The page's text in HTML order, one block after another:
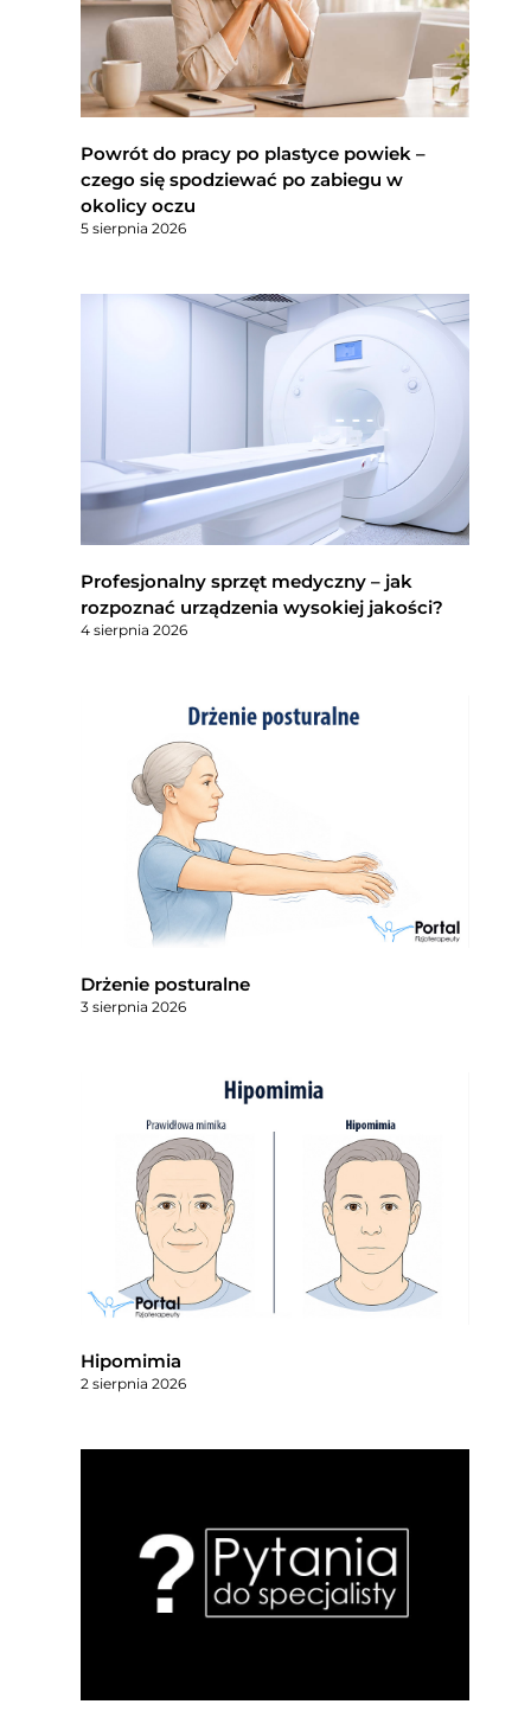
Powrót do pracy po plastyce powiek –
czego się spodziewać po zabiegu w
okolicy oczu
5 sierpnia 2026
Profesjonalny sprzęt medyczny – jak
rozpoznać urządzenia wysokiej jakości?
4 sierpnia 2026
Drżenie posturalne
3 sierpnia 2026
Hipomimia
2 sierpnia 2026